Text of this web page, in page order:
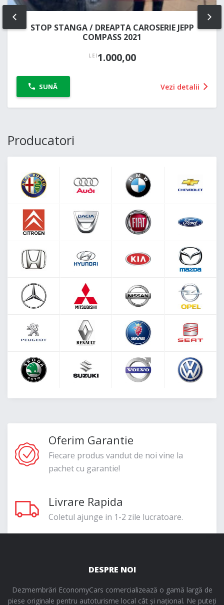
STOP STANGA / DREAPTA CAROSERIE JEPP
COMPASS 2021
LEI1.000,00
SUNĂ Vezi detalii
PREV
Producatori
Oferim Garantie
Fiecare produs vandut de noi vine la
pachet cu garantie!
Livrare Rapida
Coletul ajunge in 1-2 zile lucratoare.
DESPRE NOI
Dezmembrări EconomyCars comercializează o gamă largă de
piese originale pentru autoturisme local cât și național. Ne puteți